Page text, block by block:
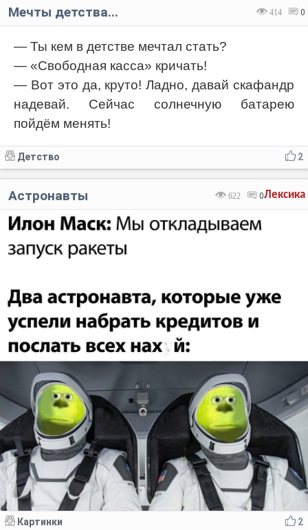
414 0
Мечты детства...
— Ты кем в детстве мечтал стать?
— «Свободная касса» кричать!
— Вот это да, круто! Ладно, давай скафандр
надевай. Сейчас солнечную батарею
пойдём менять!
2
Детство
Лексика
622 0
Астронавты
2
Картинки